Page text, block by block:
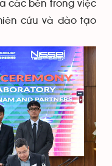
các bên trong việc
cứu và đào tạo